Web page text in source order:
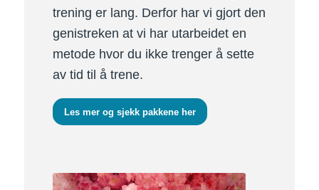
trening er lang. Derfor har vi gjort den
genistreken at vi har utarbeidet en
metode hvor du ikke trenger å sette
av tid til å trene.
Les mer og sjekk pakkene her